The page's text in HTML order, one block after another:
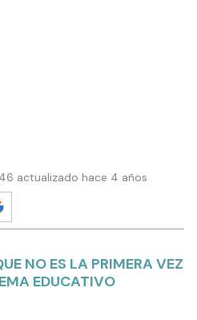
actualizado hace 4 años
NO ES LA PRIMERA VEZ
EDUCATIVO